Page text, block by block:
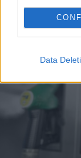
Data